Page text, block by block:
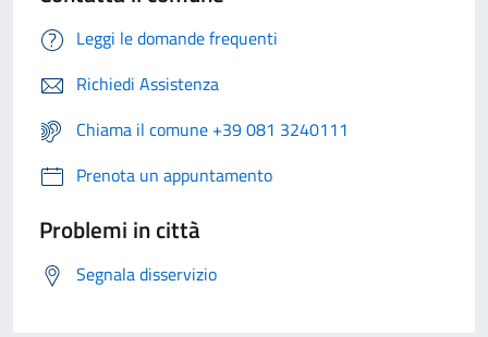
Leggi le domande frequenti
Richiedi Assistenza
Chiama il comune +39 081 3240111
Prenota un appuntamento
Problemi in città
Segnala disservizio